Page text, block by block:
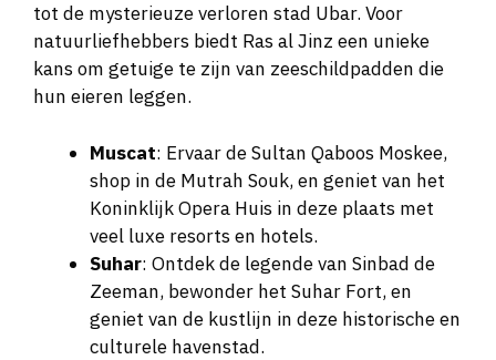
tot de mysterieuze verloren stad Ubar. Voor
natuurliefhebbers biedt Ras al Jinz een unieke
kans om getuige te zijn van zeeschildpadden die
hun eieren leggen.
Muscat: Ervaar de Sultan Qaboos Moskee,
shop in de Mutrah Souk, en geniet van het
Koninklijk Opera Huis in deze plaats met
veel luxe resorts en hotels.
Suhar: Ontdek de legende van Sinbad de
Zeeman, bewonder het Suhar Fort, en
geniet van de kustlijn in deze historische en
culturele havenstad.